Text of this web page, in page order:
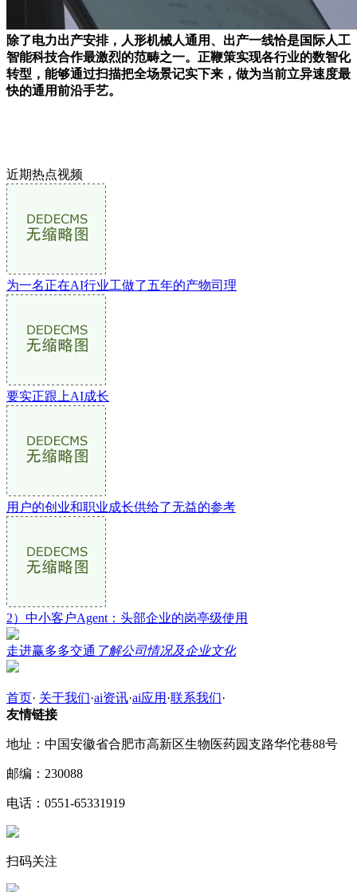
除了电力出产安排，人形机械人通用、出产一线恰是国际人工
智能科技合作最激烈的范畴之一。正鞭策实现各行业的数智化
转型，能够通过扫描把全场景记实下来，做为当前立异速度最
快的通用前沿手艺。
近期热点视频
为一名正在AI行业工做了五年的产物司理
要实正跟上AI成长
用户的创业和职业成长供给了无益的参考
2）中小客户Agent：头部企业的岗亭级使用
走进赢多多交通 了解公司情况及企业文化
首页· 关于我们·ai资讯·ai应用 ·联系我们·
友情链接
地址：中国安徽省合肥市高新区生物医药园支路华佗巷88号
邮编：230088
电话：0551-65331919
扫码关注